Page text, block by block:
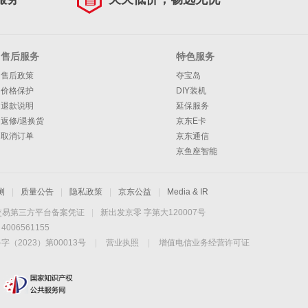
售后服务
售后政策
价格保护
退款说明
返修/退换货
取消订单
特色服务
夺宝岛
DIY装机
延保服务
京东E卡
京东通信
京鱼座智能
质量公告 隐私政策 京东公益 Media & IR
第三方平台备案凭证
新出发京零 字第大120007号
4006561155
（2023）第00013号 营业执照
增值电信业务经营许可证